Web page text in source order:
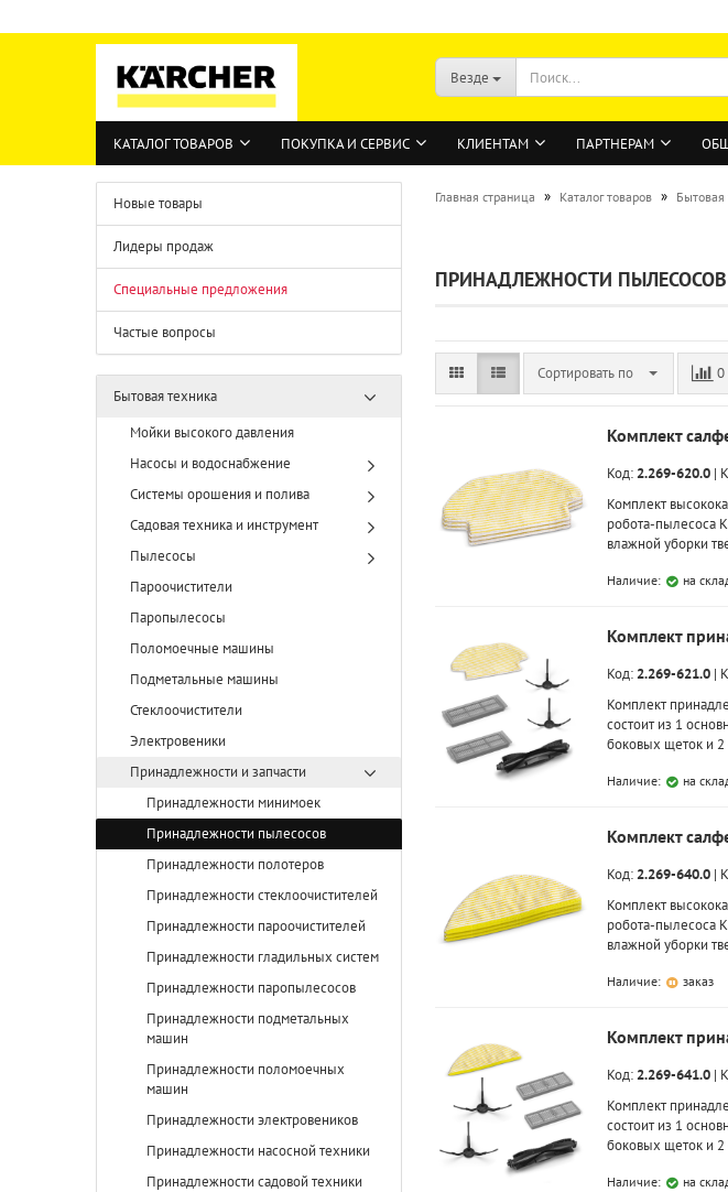
Везде
КАТАЛОГ ТОВАРОВ ПОКУПКА И СЕРВИС КЛИЕНТАМ ПАРТНЕРАМ
Главная страница » Каталог товаров » Бытовая
ПРИНАДЛЕЖНОСТИ ПЫЛЕСОСОВ
Сортировать по 0
Комплект
Код: 2.269-620.0|
Комплект
робота-пылесоса
влажной уборки
Наличие: на
Комплект
Код: 2.269-621.0|
Комплект
состоит из 1
боковых щеток и 2
Наличие: на
Комплект
Код: 2.269-640.0|
Комплект
робота-пылесоса
влажной уборки
Наличие: заказ
Комплект
Код: 2.269-641.0|
Комплект
состоит из 1
боковых щеток и 2
Наличие: на
Новые товары
Лидеры продаж
Специальные предложения
Частые вопросы
Бытовая техника
Мойки высокого давления
Насосы и водоснабжение
Системы орошения и полива
Садовая техника и инструмент
Пылесосы
Пароочистители
Паропылесосы
Поломоечные машины
Подметальные машины
Стеклоочистители
Электровеники
Принадлежности и запчасти
Принадлежности минимоек
Принадлежности пылесосов
Принадлежности полотеров
Принадлежности стеклоочистителей
Принадлежности пароочистителей
Принадлежности гладильных систем
Принадлежности паропылесосов
Принадлежности подметальных
машин
Принадлежности поломоечных
машин
Принадлежности электровеников
Принадлежности насосной техники
Принадлежности садовой техники